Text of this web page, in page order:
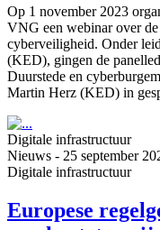
Op 1 november 2023
VNG een webinar over
cyberveiligheid. Onder
(KED), gingen de
Duurstede en
Martin Herz (KED) in
Digitale infrastructuur
Nieuws - 25 september
Digitale infrastructuur
Europese